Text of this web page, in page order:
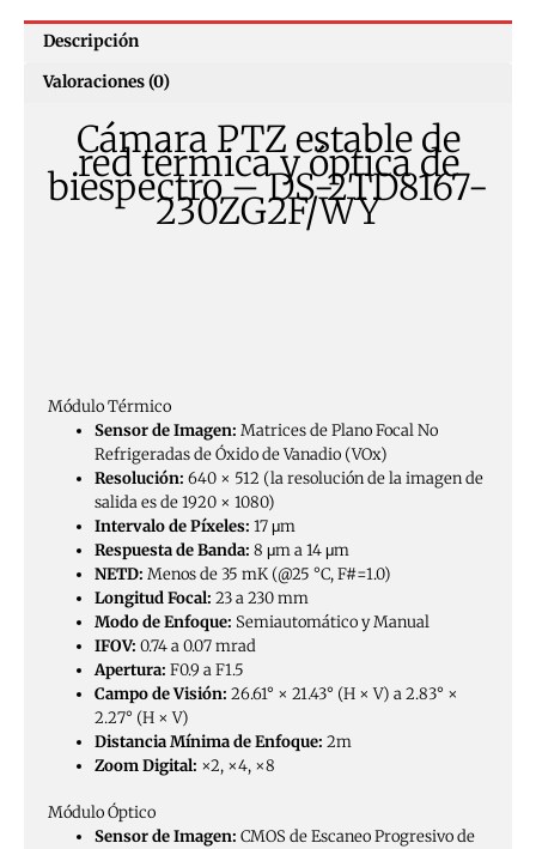
Descripción
Valoraciones (0)
Cámara PTZ estable de
red térmica y óptica de
biespectro – DS-2TD8167-
230ZG2F/WY
Módulo Térmico
Sensor de Imagen: Matrices de Plano Focal No
Refrigeradas de Óxido de Vanadio (VOx)
Resolución: 640 × 512 (la resolución de la imagen de
salida es de 1920 × 1080)
Intervalo de Píxeles: 17 μm
Respuesta de Banda: 8 μm a 14 μm
NETD: Menos de 35 mK (@25 °C, F#=1.0)
Longitud Focal: 23 a 230 mm
Modo de Enfoque: Semiautomático y Manual
IFOV: 0.74 a 0.07 mrad
Apertura: F0.9 a F1.5
Campo de Visión: 26.61° × 21.43° (H × V) a 2.83° ×
2.27° (H × V)
Distancia Mínima de Enfoque: 2m
Zoom Digital: ×2, ×4, ×8
Módulo Óptico
Sensor de Imagen: CMOS de Escaneo Progresivo de